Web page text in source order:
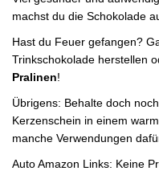
machst du die Schokolade
Hast du Feuer gefangen?
Trinkschokolade herstellen
Pralinen!
Übrigens: Behalte doch
Kerzenschein in einem
manche Verwendungen
Auto Amazon Links: Keine